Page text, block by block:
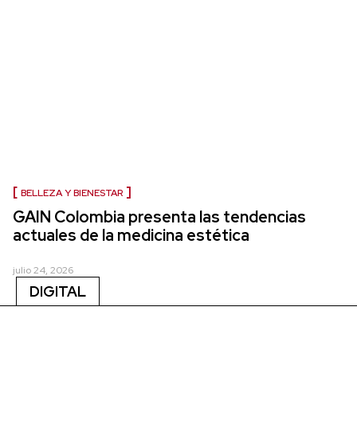
BELLEZA Y BIENESTAR
GAIN Colombia presenta las tendencias
actuales de la medicina estética
julio 24, 2026
DIGITAL